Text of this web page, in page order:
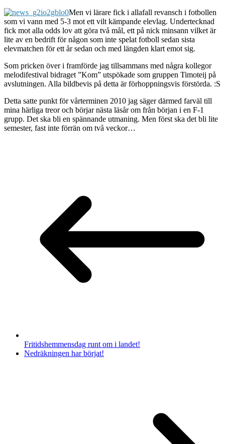
Men vi lärare fick i allafall revansch i fotbollen
som vi vann med 5-3 mot ett vilt kämpande elevlag. Undertecknad
fick mot alla odds lov att göra två mål, ett på nick minsann vilket är
lite av en bedrift för någon som inte spelat fotboll sedan sista
elevmatchen för ett år sedan och med längden klart emot sig.
Som pricken över i framförde jag tillsammans med några kollegor
melodifestival bidraget ”Kom” utspökade som gruppen Timoteij på
avslutningen. Alla bildbevis på detta är förhoppningsvis förstörda. :S
Detta satte punkt för vårterminen 2010 jag säger därmed farväl till
mina härliga treor och börjar nästa läsår om från början i en F-1
grupp. Det ska bli en spännande utmaning. Men först ska det bli lite
semester, fast inte förrän om två veckor…
Fritidshemmensdag runt om i landet!
Nedräkningen har börjat!